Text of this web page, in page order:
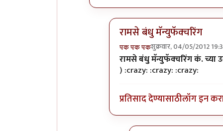
रामसे बंधु मॅन्युफॅक्चरिंग
पक पक पकशुक्रवार, 04/05/2012
In reply toनक्की कोण?by
रामसे बंधु मॅन्युफॅक्चरिंग कं. च्या
) :crazy: :crazy: :crazy:
प्रतिसाद देण्यासाठीलॉग इन